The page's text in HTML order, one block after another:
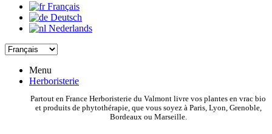
Français
Deutsch
Nederlands
Menu
Herboristerie
Partout en France Herboristerie du Valmont livre vos plantes en vrac bio
et produits de phytothérapie, que vous soyez à Paris, Lyon, Grenoble,
Bordeaux ou Marseille.